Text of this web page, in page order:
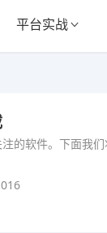
平台实战
的软件。下面我